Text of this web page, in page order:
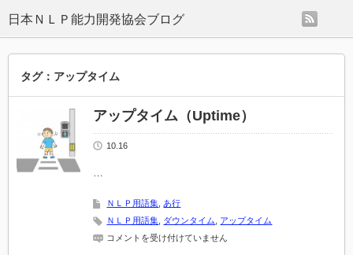
日本ＮＬＰ能力開発協会ブログ
タグ：アップタイム
アップタイム（Uptime）
10.16
…
ＮＬＰ用語集 あ行
ＮＬＰ用語集 ダウンタイム
アップタイム
ア
コメントを受け付けていません